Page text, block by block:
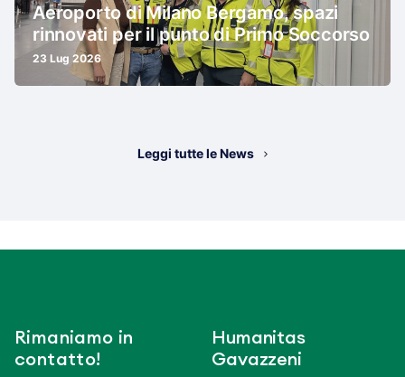
Aeroporto di Milano Bergamo, spazi
rinnovati per il punto di Primo Soccorso
23 Lug 2026
Leggi tutte le News
Rimaniamo in
contatto!
Humanitas
Gavazzeni